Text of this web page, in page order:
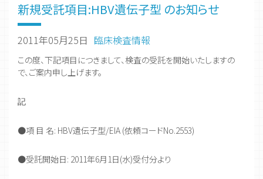
新規受託項目:HBV遺伝子型 のお知らせ
2011年05月25日 臨床検査情報
この度、下記項目につきまして、検査の受託を開始いたしますの
で、ご案内申し上げます。
記
●項 目 名: HBV遺伝子型/EIA (依頼コードNo.2553)
●受託開始日: 2011年6月1日(水)受付分より